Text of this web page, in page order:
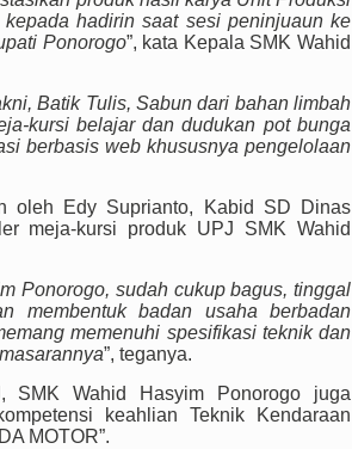
hadirin saat sesi peninjuaun ke
Ponorogo”, kata Kepala SMK Wahid
Batik Tulis, Sabun dari bahan limbah
kursi belajar dan dudukan pot bunga
berbasis web khususnya pengelolaan
oleh Edy Suprianto, Kabid SD Dinas
meja-kursi produk UPJ SMK Wahid
Ponorogo, sudah cukup bagus, tinggal
membentuk badan usaha berbadan
memenuhi spesifikasi teknik dan
”, teganya.
SMK Wahid Hasyim Ponorogo juga
keahlian Teknik Kendaraan
MOTOR”.